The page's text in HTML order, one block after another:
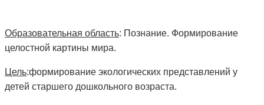
Образовательная область: Познание. Формирование
целостной картины мира.
Цель:формирование экологических представлений у
детей старшего дошкольного возраста.